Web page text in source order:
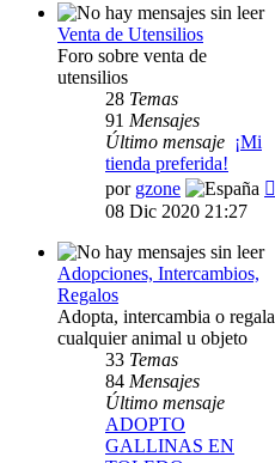
Venta de Utensilios
Foro sobre venta de
utensilios
28 Temas
91 Mensajes
Último mensaje ¡Mi
tienda preferida!
por gzone
08 Dic 2020 21:27
Adopciones, Intercambios,
Regalos
Adopta, intercambia o regala
cualquier animal u objeto
33 Temas
84 Mensajes
Último mensaje
ADOPTO
GALLINAS EN